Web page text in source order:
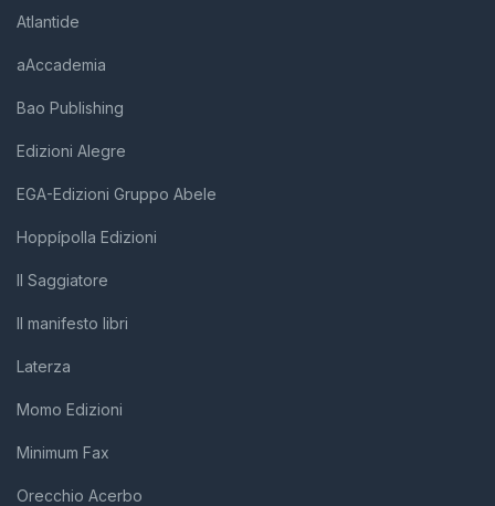
Atlantide
aAccademia
Bao Publishing
Edizioni Alegre
EGA-Edizioni Gruppo Abele
Hoppípolla Edizioni
Il Saggiatore
Il manifesto libri
Laterza
Momo Edizioni
Minimum Fax
Orecchio Acerbo